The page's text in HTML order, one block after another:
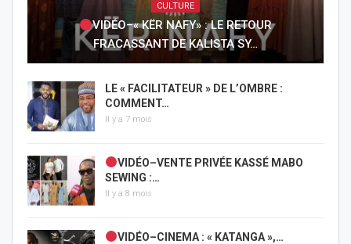
CULTURE
VIDÉO–« KËR NAFY» : LE RETOUR
FRACASSANT DE KALISTA SY…
LE « FACILITATEUR » DE L’OMBRE :
COMMENT…
Il y a 7 mois
VIDÉO–VENTE PRIVÉE KASSÉ MABO
SEWING :…
Il y a 8 mois
VIDÉO–CINEMA : « KATANGA »,…